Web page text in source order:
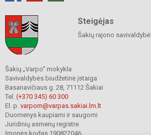
Steigėjas
Šakių rajono savivaldybė
Šakių „Varpo“ mokykla
Savivaldybės biudžetinė įstaiga
Basanavičiaus g. 28, 71112 Šakiai
Tel. (+370 345) 60 300
El. p. varpom@varpas.sakiai.lm.lt
Duomenys kaupiami ir saugomi
Juridinių asmenų registre
Įmonės kodas 190822046